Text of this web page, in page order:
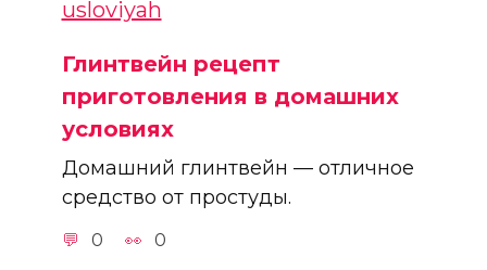
Глинтвейн рецепт
приготовления в домашних
условиях
Домашний глинтвейн — отличное
средство от простуды.
0 0